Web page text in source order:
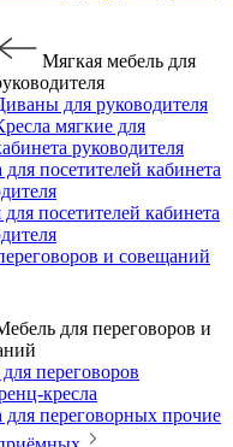
Мягкая мебель для
для руководителя
мягкие для
руководителя
для посетителей кабинета
для посетителей кабинета
и совещаний
для переговоров и
переговоров
кресла
для переговорных прочие